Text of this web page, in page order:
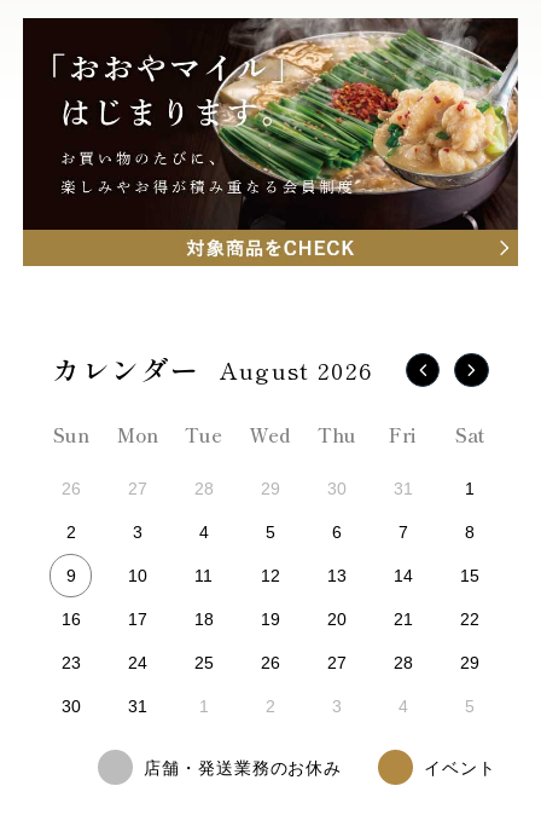
August 2026
Sun Mon Tue Wed Thu Fri Sat
26 27 28 29 30 31 1
2 3 4 5 6 7 8
9 10 11 12 13 14 15
16 17 18 19 20 21 22
23 24 25 26 27 28 29
30 31 1 2 3 4 5
店舗・発送業務のお休み イベント